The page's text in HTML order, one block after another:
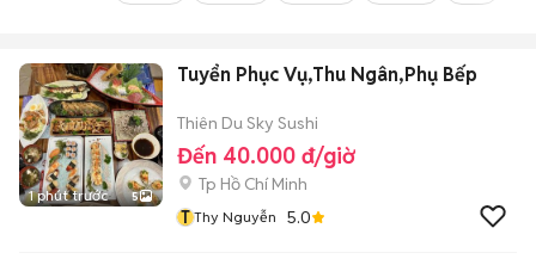
1 phút trước 5
Tuyển Phục Vụ,Thu Ngân,Phụ Bếp
Thiên Du Sky Sushi
Đến 40.000 đ/giờ
Tp Hồ Chí Minh
T Thy Nguyễn 5.0